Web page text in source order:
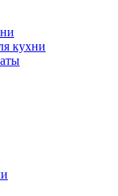
кухни